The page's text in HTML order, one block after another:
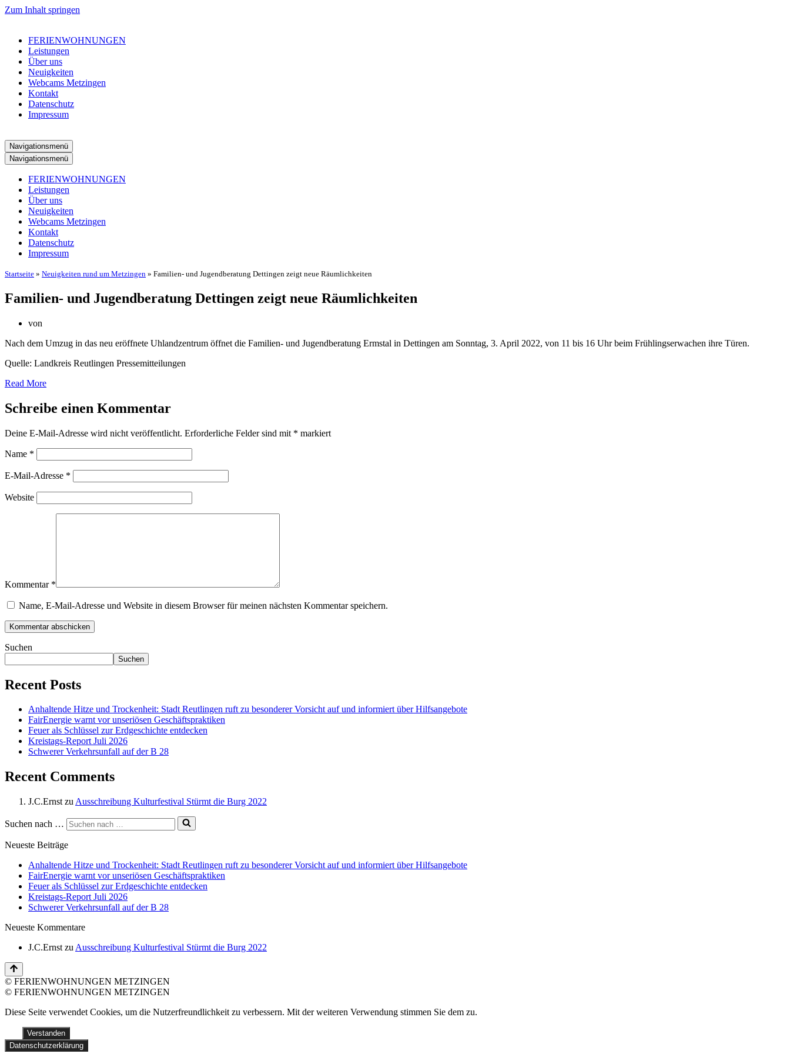
Zum Inhalt springen
FERIENWOHNUNGEN
Leistungen
Über uns
Neuigkeiten
Webcams Metzingen
Kontakt
Datenschutz
Impressum
Navigationsmenü
Navigationsmenü
FERIENWOHNUNGEN
Leistungen
Über uns
Neuigkeiten
Webcams Metzingen
Kontakt
Datenschutz
Impressum
Startseite » Neuigkeiten rund um Metzingen » Familien- und Jugendberatung Dettingen zeigt neue Räumlichkeiten
Familien- und Jugendberatung Dettingen zeigt neue Räumlichkeiten
von
Nach dem Umzug in das neu eröffnete Uhlandzentrum öffnet die Familien- und Jugendberatung Ermstal in Dettingen am Sonntag, 3. April 2022, von 11 bis 16 Uhr beim Frühlingserwachen ihre Türen.
Quelle: Landkreis Reutlingen Pressemitteilungen
Read More
Schreibe einen Kommentar
Deine E-Mail-Adresse wird nicht veröffentlicht. Erforderliche Felder sind mit * markiert
Name *
E-Mail-Adresse *
Website
Kommentar *
Name, E-Mail-Adresse und Website in diesem Browser für meinen nächsten Kommentar speichern.
Suchen
Suchen
Recent Posts
Anhaltende Hitze und Trockenheit: Stadt Reutlingen ruft zu besonderer Vorsicht auf und informiert über Hilfsangebote
FairEnergie warnt vor unseriösen Geschäftspraktiken
Feuer als Schlüssel zur Erdgeschichte entdecken
Kreistags-Report Juli 2026
Schwerer Verkehrsunfall auf der B 28
Recent Comments
J.C.Ernst zu Ausschreibung Kulturfestival Stürmt die Burg 2022
Suchen nach …
Neueste Beiträge
Anhaltende Hitze und Trockenheit: Stadt Reutlingen ruft zu besonderer Vorsicht auf und informiert über Hilfsangebote
FairEnergie warnt vor unseriösen Geschäftspraktiken
Feuer als Schlüssel zur Erdgeschichte entdecken
Kreistags-Report Juli 2026
Schwerer Verkehrsunfall auf der B 28
Neueste Kommentare
J.C.Ernst zu Ausschreibung Kulturfestival Stürmt die Burg 2022
© FERIENWOHNUNGEN METZINGEN
© FERIENWOHNUNGEN METZINGEN
Diese Seite verwendet Cookies, um die Nutzerfreundlichkeit zu verbessern. Mit der weiteren Verwendung stimmen Sie dem zu.
Verstanden
Datenschutzerklärung